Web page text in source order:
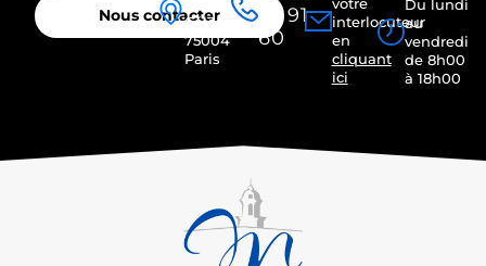
Nous contacter
Célestins
75004
Paris
01 91
60
votre
interlocuteur
en
cliquant
ici
Du lundi
au
vendredi
de 8h00
à 18h00